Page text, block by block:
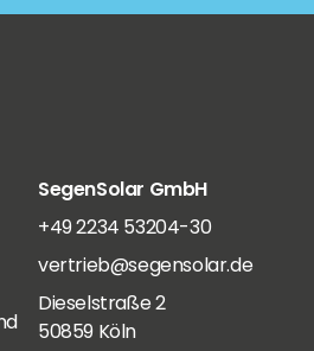
SegenSolar GmbH
+49 2234 53204-30
vertrieb@segensolar.de
Dieselstraße 2
50859 Köln